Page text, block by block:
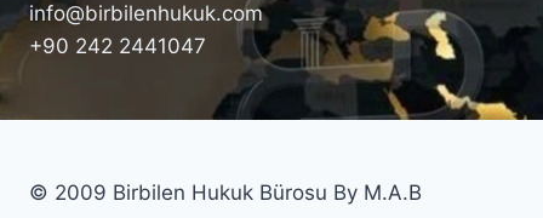
info@birbilenhukuk.com
+90 242 2441047
© 2009 Birbilen Hukuk Bürosu By M.A.B